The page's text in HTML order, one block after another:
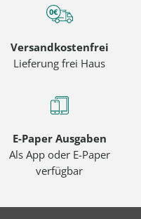
Versandkostenfrei
Lieferung frei Haus
E-Paper Ausgaben
Als App oder E-Paper
verfügbar